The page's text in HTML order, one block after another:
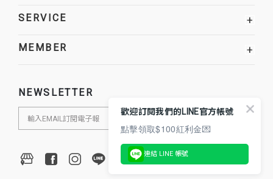
SERVICE +
MEMBER +
NEWSLETTER
歡迎訂閱我們的LINE官方帳號
點擊領取$100紅利金💌
連結 LINE 帳號